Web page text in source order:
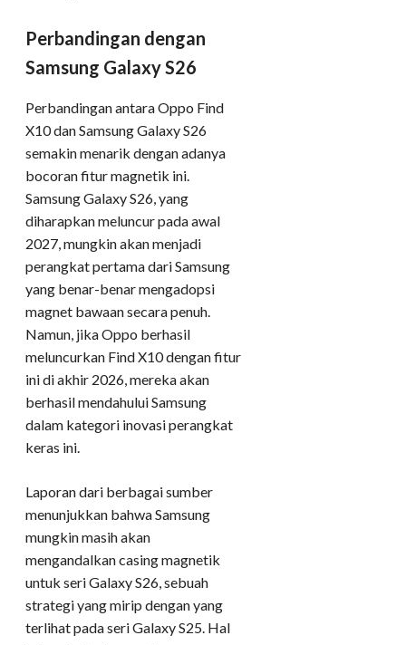
Perbandingan dengan
Samsung Galaxy S26
Perbandingan antara Oppo Find
X10 dan Samsung Galaxy S26
semakin menarik dengan adanya
bocoran fitur magnetik ini.
Samsung Galaxy S26, yang
diharapkan meluncur pada awal
2027, mungkin akan menjadi
perangkat pertama dari Samsung
yang benar-benar mengadopsi
magnet bawaan secara penuh.
Namun, jika Oppo berhasil
meluncurkan Find X10 dengan fitur
ini di akhir 2026, mereka akan
berhasil mendahului Samsung
dalam kategori inovasi perangkat
keras ini.
​Laporan dari berbagai sumber
menunjukkan bahwa Samsung
mungkin masih akan
mengandalkan casing magnetik
untuk seri Galaxy S26, sebuah
strategi yang mirip dengan yang
terlihat pada seri Galaxy S25. Hal